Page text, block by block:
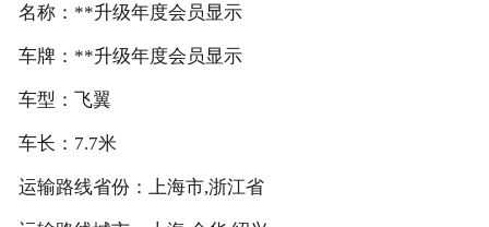
名称：**升级年度会员显示
车牌：**升级年度会员显示
车型：飞翼
车长：7.7米
运输路线省份：上海市,浙江省